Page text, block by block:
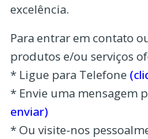
excelência.
Para entrar em contato
produtos e/ou serviços
* Ligue para Telefone
* Envie uma mensagem
enviar)
* Ou visite-nos